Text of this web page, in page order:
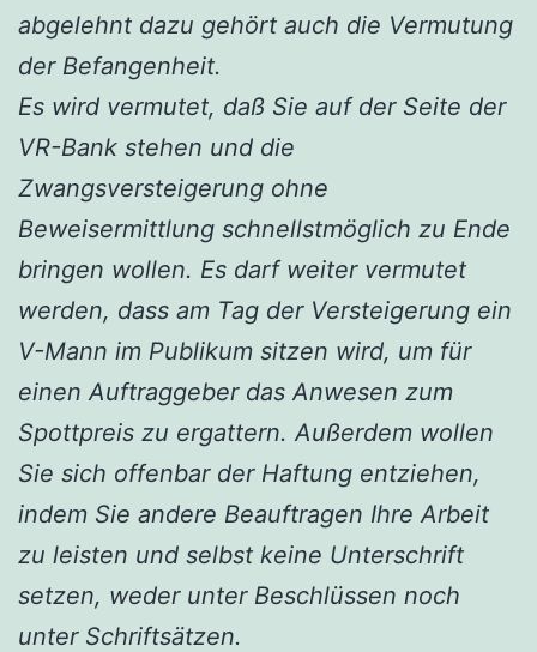
abgelehnt dazu gehört auch die Vermutung
der Befangenheit.
Es wird vermutet, daß Sie auf der Seite der
VR-Bank stehen und die
Zwangsversteigerung ohne
Beweisermittlung schnellstmöglich zu Ende
bringen wollen. Es darf weiter vermutet
werden, dass am Tag der Versteigerung ein
V-Mann im Publikum sitzen wird, um für
einen Auftraggeber das Anwesen zum
Spottpreis zu ergattern. Außerdem wollen
Sie sich offenbar der Haftung entziehen,
indem Sie andere Beauftragen Ihre Arbeit
zu leisten und selbst keine Unterschrift
setzen, weder unter Beschlüssen noch
unter Schriftsätzen.